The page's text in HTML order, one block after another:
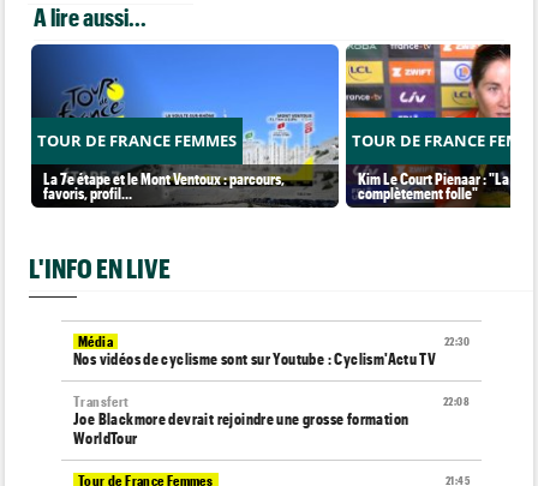
A lire aussi...
TOUR DE FRANCE FEMMES
La 7e étape et le Mont Ventoux : parcours,
favoris, profil…
TOUR DE FRANCE
Kim Le Court Pienaar : "La
complètement folle"
L'INFO EN LIVE
22:30
Média
Nos vidéos de cyclisme sont sur Youtube : Cyclism'Actu TV
22:08
Transfert
Joe Blackmore devrait rejoindre une grosse formation
WorldTour
21:45
Tour de France Femmes